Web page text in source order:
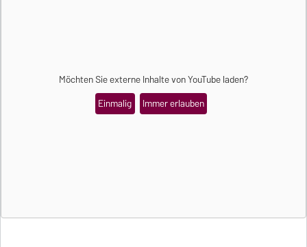
Möchten Sie externe Inhalte vonYouTubeladen?
Einmalig
Immer erlauben